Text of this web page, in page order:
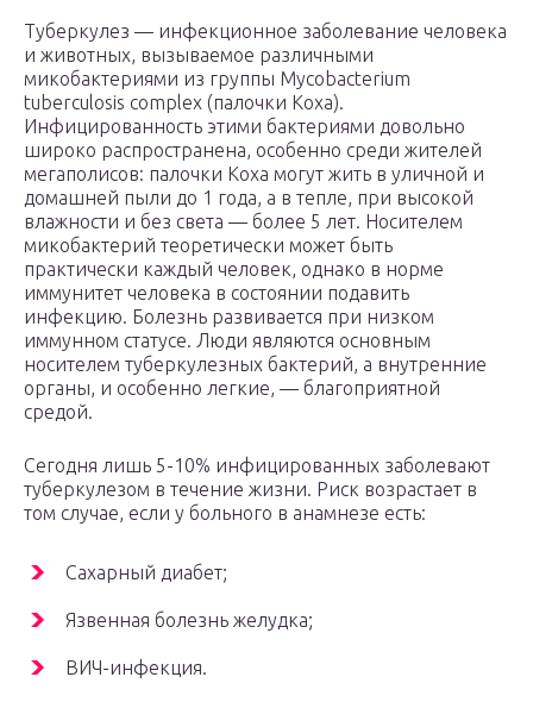
Туберкулез — инфекционное заболевание человека
и животных, вызываемое различными
микобактериями из группы Mycobacterium
tuberculosis complex (палочки Коха).
Инфицированность этими бактериями довольно
широко распространена, особенно среди жителей
мегаполисов: палочки Коха могут жить в уличной и
домашней пыли до 1 года, а в тепле, при высокой
влажности и без света — более 5 лет. Носителем
микобактерий теоретически может быть
практически каждый человек, однако в норме
иммунитет человека в состоянии подавить
инфекцию. Болезнь развивается при низком
иммунном статусе. Люди являются основным
носителем туберкулезных бактерий, а внутренние
органы, и особенно легкие, — благоприятной
средой.
Сегодня лишь 5-10% инфицированных заболевают
туберкулезом в течение жизни. Риск возрастает в
том случае, если у больного в анамнезе есть:
Сахарный диабет;
Язвенная болезнь желудка;
ВИЧ-инфекция.